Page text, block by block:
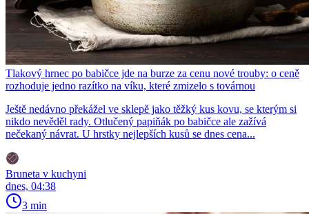
Tlakový hrnec po babičce jde na burze za cenu nové trouby: o ceně
rozhoduje jedno razítko na víku, které zmizelo s továrnou
Ještě nedávno překážel ve sklepě jako těžký kus kovu, se kterým si
nikdo nevěděl rady. Otlučený papiňák po babičce ale zažívá
nečekaný návrat. U hrstky nejlepších kusů se dnes cena...
Bruneta v kuchyni
dnes, 04:38
3 min